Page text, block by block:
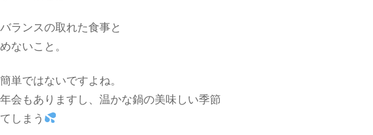
ランスの取れた食事と
ないこと。
単ではないですよね。
会もありますし、温かな鍋の美味しい季節
しまう